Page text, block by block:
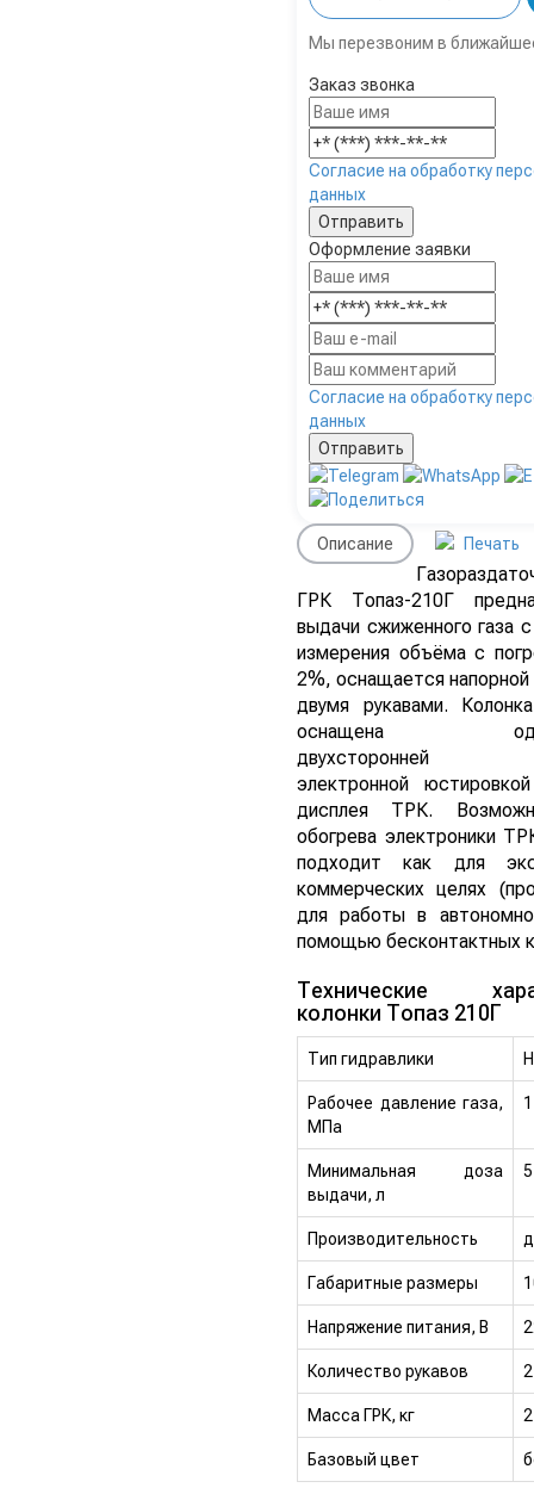
Мы перезвоним в
Заказ звонка
Согласие на обработку
данных
Оформление заявки
Согласие на обработку
данных
Описание Печать
ГРК Топаз-210Г
выдачи сжиженного газа
измерения объёма с
2%, оснащается напорной
двумя рукавами.
оснащена
двухсторонней
электронной
дисплея ТРК.
обогрева электроники
подходит как для
коммерческих целях
для работы в
помощью бесконтактных
Технические
колонки Топаз 210Г
Тип гидравлики
Рабочее давление газа,
МПа
Минимальная доза
выдачи, л
5
Производительность
Габаритные размеры
Напряжение питания, В
Количество рукавов 2
Масса ГРК, кг
Базовый цвет